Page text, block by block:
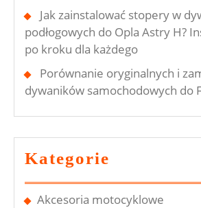
Jak zainstalować stopery w
podłogowych do Opla Astry H?
po kroku dla każdego
Porównanie oryginalnych i
dywaników samochodowych do
Kategorie
Akcesoria motocyklowe